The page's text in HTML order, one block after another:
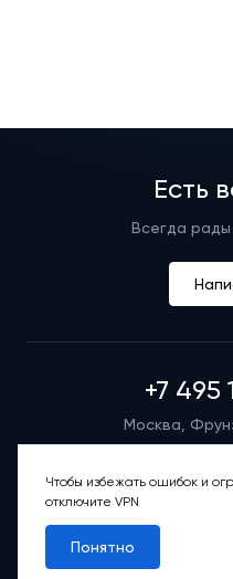
Есть
Всегда
+7 495
Москва,
Пн-вс:
Чтобы избежать ошибок и
отключите VPN
Понятно